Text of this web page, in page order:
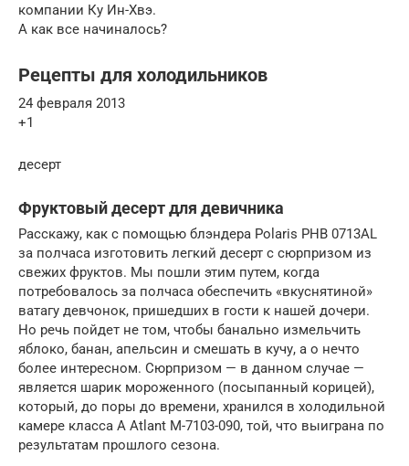
компании Ку Ин-Хвэ.
А как все начиналось?
Рецепты для холодильников
24 февраля 2013
+1
десерт
Фруктовый десерт для девичника
Расскажу, как с помощью блэндера Polaris PHB 0713AL
за полчаса изготовить легкий десерт с сюрпризом из
свежих фруктов. Мы пошли этим путем, когда
потребовалось за полчаса обеспечить «вкуснятиной»
ватагу девчонок, пришедших в гости к нашей дочери.
Но речь пойдет не том, чтобы банально измельчить
яблоко, банан, апельсин и смешать в кучу, а о нечто
более интересном. Сюрпризом — в данном случае —
является шарик мороженного (посыпанный корицей),
который, до поры до времени, хранился в холодильной
камере класса А Atlant M-7103-090, той, что выиграна по
результатам прошлого сезона.